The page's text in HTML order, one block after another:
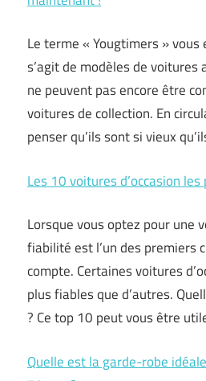
Le terme « Yougtimers »
s’agit de modèles de voitures
ne peuvent pas encore être
voitures de collection. En
penser qu’ils sont si vieux
Les 10 voitures d’occasion
Lorsque vous optez pour une
fiabilité est l’un des premiers
compte. Certaines voitures
plus fiables que d’autres.
? Ce top 10 peut vous être
Quelle est la garde-robe